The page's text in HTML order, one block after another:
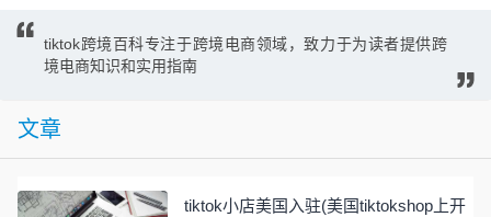
tiktok跨境百科专注于跨境电商领域，致力于为读者提供跨
境电商知识和实用指南
文章
tiktok小店美国入驻(美国tiktokshop上开